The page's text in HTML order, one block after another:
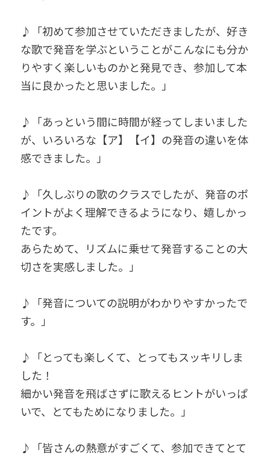
♪「初めて参加させていただきましたが、好き
な歌で発音を学ぶということがこんなにも分か
りやすく楽しいものかと発見でき、参加して本
当に良かったと思いました。」
♪「あっという間に時間が経ってしまいました
が、いろいろな【ア】【イ】の発音の違いを体
感できました。」
♪「久しぶりの歌のクラスでしたが、発音のポ
イントがよく理解できるようになり、嬉しかっ
たです。
あらためて、リズムに乗せて発音することの大
切さを実感しました。」
♪「発音についての説明がわかりやすかったで
す。」
♪「とっても楽しくて、とってもスッキリしま
した！
細かい発音を飛ばさずに歌えるヒントがいっぱ
いで、とてもためになりました。」
♪「皆さんの熱意がすごくて、参加できてとて